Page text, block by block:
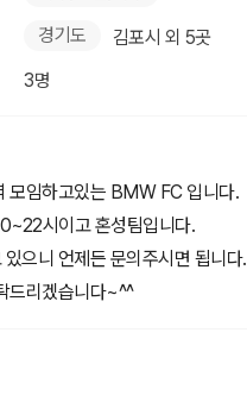
경기도
김포시 외 5곳
3명
모임하고있는 BMW FC 입니다.
시이고 혼성팀입니다.
있으니 언제든 문의주시면 됩니다.
드리겠습니다~^^